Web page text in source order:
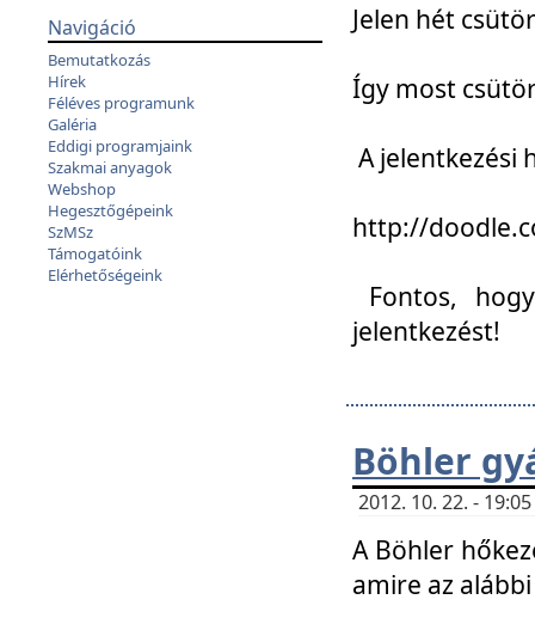
Navigáció
Bemutatkozás
Hírek
Féléves programunk
Galéria
Eddigi programjaink
Szakmai anyagok
Webshop
Hegesztőgépeink
SzMSz
Támogatóink
Elérhetőségeink
Jelen hét
Így most
A jelentkezési
http://
Fontos,
jelentkezést!
Böhler
2012. 10. 22. -
A Böhler
amire az